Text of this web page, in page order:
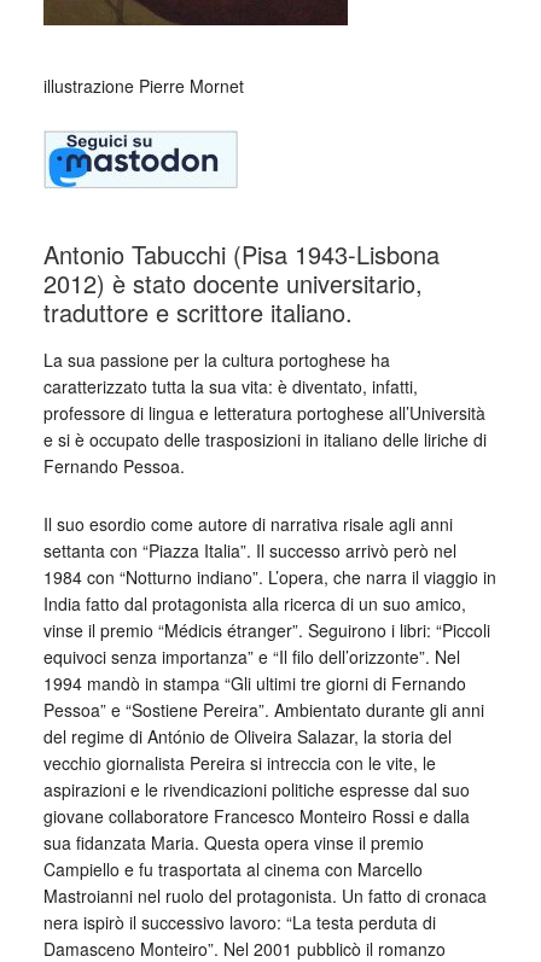
illustrazione Pierre Mornet
Antonio Tabucchi (Pisa 1943-Lisbona
2012) è stato docente universitario,
traduttore e scrittore italiano.
La sua passione per la cultura portoghese ha
caratterizzato tutta la sua vita: è diventato, infatti,
professore di lingua e letteratura portoghese all’Università
e si è occupato delle trasposizioni in italiano delle liriche di
Fernando Pessoa.
Il suo esordio come autore di narrativa risale agli anni
settanta con “Piazza Italia”. Il successo arrivò però nel
1984 con “Notturno indiano”. L’opera, che narra il viaggio in
India fatto dal protagonista alla ricerca di un suo amico,
vinse il premio “Médicis étranger”. Seguirono i libri: “Piccoli
equivoci senza importanza” e “Il filo dell’orizzonte”. Nel
1994 mandò in stampa “Gli ultimi tre giorni di Fernando
Pessoa” e “Sostiene Pereira”. Ambientato durante gli anni
del regime di António de Oliveira Salazar, la storia del
vecchio giornalista Pereira si intreccia con le vite, le
aspirazioni e le rivendicazioni politiche espresse dal suo
giovane collaboratore Francesco Monteiro Rossi e dalla
sua fidanzata Maria. Questa opera vinse il premio
Campiello e fu trasportata al cinema con Marcello
Mastroianni nel ruolo del protagonista. Un fatto di cronaca
nera ispirò il successivo lavoro: “La testa perduta di
Damasceno Monteiro”. Nel 2001 pubblicò il romanzo